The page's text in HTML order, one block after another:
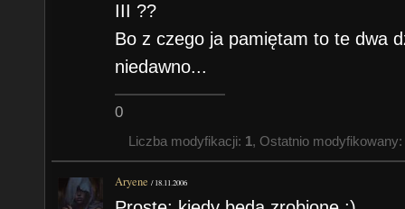
III ??
Bo z czego ja pamiętam to te dwa
niedawno...
0
Liczba modyfikacji: 1, Ostatnio modyfikowany:
Aryene /18.11.2006